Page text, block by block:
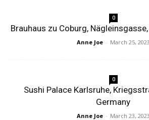
0
Brauhaus zu Coburg,
Anne Joe - March 25, 2023
0
Sushi Palace Karlsruhe,
Germany
Anne Joe - March 23, 2023